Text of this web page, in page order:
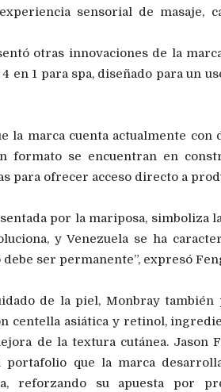
sensorial de masaje,
otras innovaciones de la
en 1 para spa, diseñado para un
la marca cuenta actualmente con
se encuentran en
para ofrecer acceso directo a
por la mariposa, simboliza
y Venezuela se ha
ser permanente”, expresó
de la piel, Monbray también
centella asiática y retinol,
de la textura cutánea. Jason
que la marca
reforzando su apuesta por